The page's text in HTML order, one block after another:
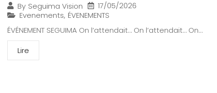
By Seguima Vision
17/05/2026
Evenements, ÉVENEMENTS
ÉVÉNEMENT SEGUIMA On l’attendait… On l’attendait… On...
Lire